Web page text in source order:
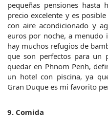
pequeñas pensiones hasta
precio excelente y es
con aire acondicionado y
euros por noche, a menudo
hay muchos refugios de
que son perfectos para un
quedar en Phnom Penh,
un hotel con piscina, ya
Gran Duque es mi favorito
9. Comida